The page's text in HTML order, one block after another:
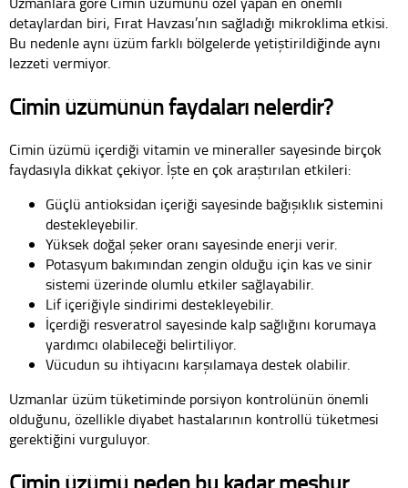
detaylardan biri, Fırat Havzası’nın sağladığı mikroklima etkisi.
Bu nedenle aynı üzüm farklı bölgelerde yetiştirildiğinde aynı
lezzeti vermiyor.
Cimin üzümünün faydaları nelerdir?
Cimin üzümü içerdiği vitamin ve mineraller sayesinde birçok
faydasıyla dikkat çekiyor. İşte en çok araştırılan etkileri:
Güçlü antioksidan içeriği sayesinde bağışıklık sistemini
destekleyebilir.
Yüksek doğal şeker oranı sayesinde enerji verir.
Potasyum bakımından zengin olduğu için kas ve sinir
sistemi üzerinde olumlu etkiler sağlayabilir.
Lif içeriğiyle sindirimi destekleyebilir.
İçerdiği resveratrol sayesinde kalp sağlığını korumaya
yardımcı olabileceği belirtiliyor.
Vücudun su ihtiyacını karşılamaya destek olabilir.
Uzmanlar üzüm tüketiminde porsiyon kontrolünün önemli
olduğunu, özellikle diyabet hastalarının kontrollü tüketmesi
gerektiğini vurguluyor.